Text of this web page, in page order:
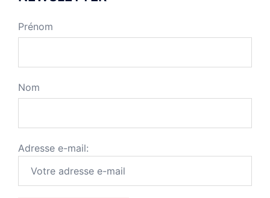
Prénom
Nom
Adresse e-mail: